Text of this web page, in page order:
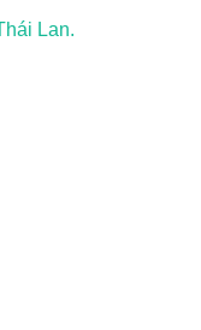
Lan.